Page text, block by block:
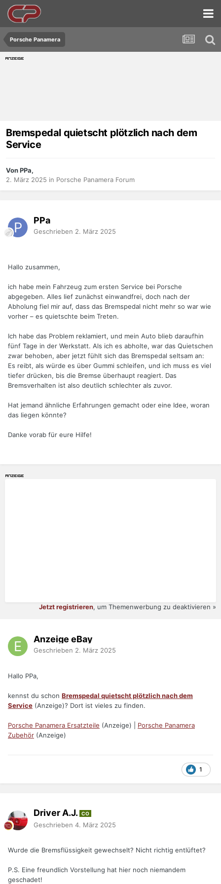
Porsche Panamera
Bremspedal quietscht plötzlich nach dem
Service
Von PPa,
2. März 2025 in Porsche Panamera Forum
PPa
Geschrieben 2. März 2025
Hallo zusammen,
ich habe mein Fahrzeug zum ersten Service bei Porsche
abgegeben. Alles lief zunächst einwandfrei, doch nach der
Abholung fiel mir auf, dass das Bremspedal nicht mehr so war wie
vorher – es quietschte beim Treten.
Ich habe das Problem reklamiert, und mein Auto blieb daraufhin
fünf Tage in der Werkstatt. Als ich es abholte, war das Quietschen
zwar behoben, aber jetzt fühlt sich das Bremspedal seltsam an:
Es reibt, als würde es über Gummi schleifen, und ich muss es viel
tiefer drücken, bis die Bremse überhaupt reagiert. Das
Bremsverhalten ist also deutlich schlechter als zuvor.
Hat jemand ähnliche Erfahrungen gemacht oder eine Idee, woran
das liegen könnte?
Danke vorab für eure Hilfe!
Jetzt registrieren, um Themenwerbung zu deaktivieren »
Anzeige eBay
Geschrieben 2. März 2025
Hallo PPa,
kennst du schon Bremspedal quietscht plötzlich nach dem
Service (Anzeige)? Dort ist vieles zu finden.
Porsche Panamera Ersatzteile (Anzeige) | Porsche Panamera
Zubehör (Anzeige)
1
Driver A.J. CO
Geschrieben 4. März 2025
Wurde die Bremsflüssigkeit gewechselt? Nicht richtig entlüftet?
P.S. Eine freundlich Vorstellung hat hier noch niemandem
geschadet!